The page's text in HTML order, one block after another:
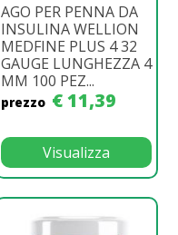
AGO PER PENNA DA
INSULINA WELLION
MEDFINE PLUS 4 32
GAUGE LUNGHEZZA 4
MM 100 PEZ...
prezzo € 11,39
Visualizza